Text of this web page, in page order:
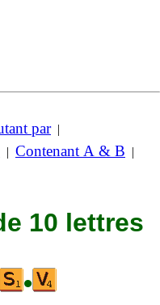
par|
| Contenant A & B |
10 lettres
•